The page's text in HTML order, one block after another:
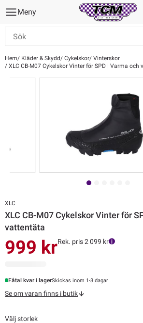
Meny
Hem Kläder & Skydd Cykelskor Vinterskor
XLC CB-M07 Cykelskor Vinter för SPD | Varma och
XLC
XLC CB-M07 Cykelskor Vinter för
vattentäta
999 krRek. pris 2 099 kr
Fåtal kvar i lagerSkickas inom 1-3 dagar
Se om varan finns i butik
Välj storlek